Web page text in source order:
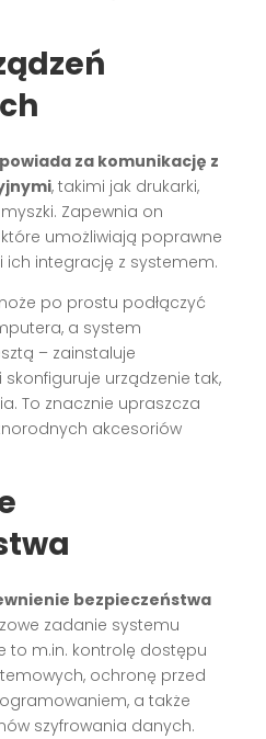
za komunikację z
, takimi jak drukarki,
Zapewnia on
umożliwiają poprawne
ich integrację z systemem.
po prostu podłączyć
a system
– zainstaluje
urządzenie tak,
To znacznie upraszcza
akcesoriów
bezpieczeństwa
zadanie systemu
to m.in. kontrolę dostępu
ochronę przed
a także
szyfrowania danych.